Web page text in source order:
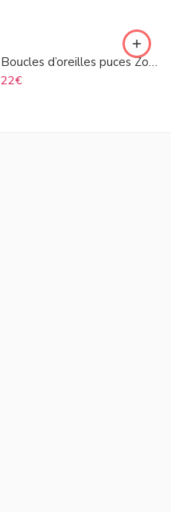
Boucles d’oreilles puces Zoé argenté
22€